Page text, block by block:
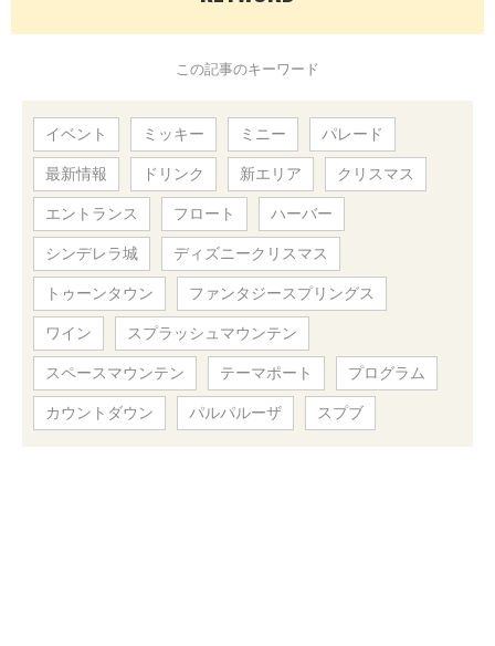
この記事のキーワード
イベント ミッキー ミニー パレード
最新情報 ドリンク 新エリア クリスマス
エントランス フロート ハーバー
シンデレラ城 ディズニークリスマス
トゥーンタウン ファンタジースプリングス
ワイン スプラッシュマウンテン
スペースマウンテン テーマポート プログラム
カウントダウン パルパルーザ スプブ